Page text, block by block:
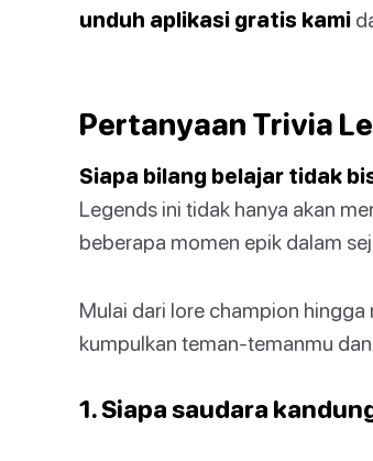
unduh aplikasi gratis kami
Pertanyaan Trivia
Siapa bilang belajar tidak
Legends ini tidak hanya akan
beberapa momen epik dalam
Mulai dari lore champion
kumpulkan teman-temanmu
1. Siapa saudara